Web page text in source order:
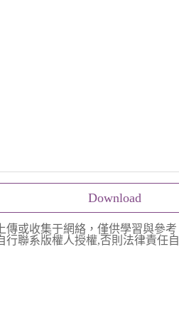
Download
或收集于網絡，僅供學習與參
聯系版權人授權,否則法律責任自